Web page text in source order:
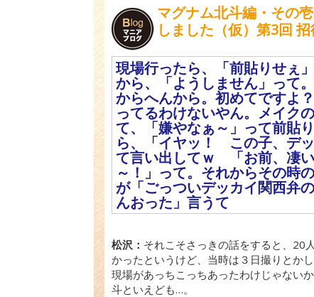
マグナム北斗編・その
しました（仮）第3回
現場行ったら、「前貼りせぇ
から、「ようしません」って
からへんから。初めてですよ
ってるわけないやん。メイク
て、「嫌やなぁ～」って前貼
ら、「イヤッ！ この子、デ
て言い出してｗ 「お前、凄
～！」って。それからその時
が「ごっついデッカイ関西弁
んおった」言うて
松沢： それこそさっきの話をすると、20
かったというけど、当時は３日撮りとか
現場があっちこっちあったわけじゃない
斗といえども…。